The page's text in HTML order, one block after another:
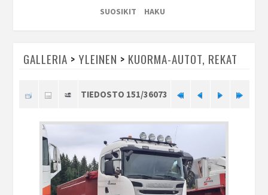
SUOSIKIT
HAKU
GALLERIA > YLEINEN > KUORMA-AUTOT, REKAT
TIEDOSTO 151/36073